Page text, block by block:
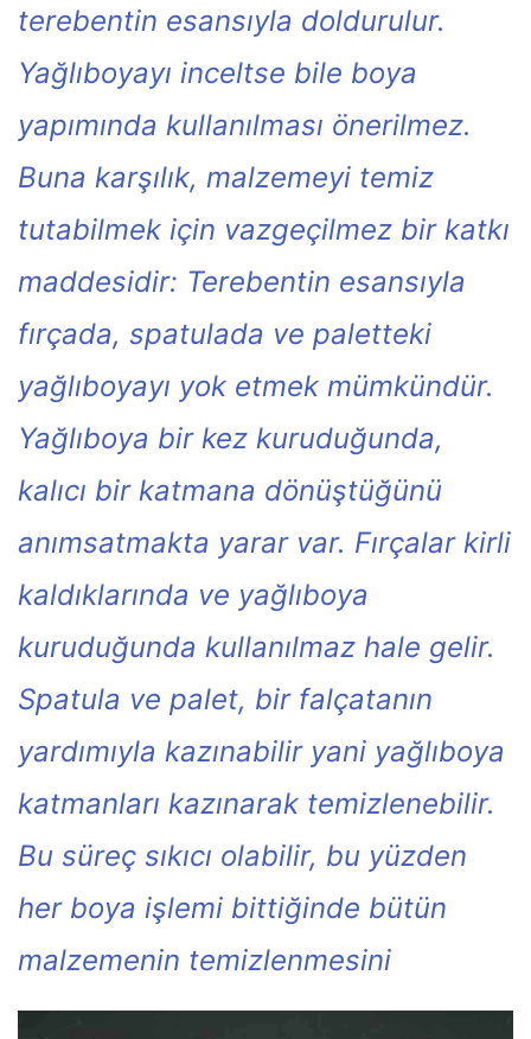
terebentin esansıyla doldurulur.
Yağlıboyayı inceltse bile boya
yapımında kullanılması önerilmez.
Buna karşılık, malzemeyi temiz
tutabilmek için vazgeçilmez bir katkı
maddesidir: Terebentin esansıyla
fırçada, spatulada ve paletteki
yağlıboyayı yok etmek mümkündür.
Yağlıboya bir kez kuruduğunda,
kalıcı bir katmana dönüştüğünü
anımsatmakta yarar var. Fırçalar kirli
kaldıklarında ve yağlıboya
kuruduğunda kullanılmaz hale gelir.
Spatula ve palet, bir falçatanın
yardımıyla kazınabilir yani yağlıboya
katmanları kazınarak temizlenebilir.
Bu süreç sıkıcı olabilir, bu yüzden
her boya işlemi bittiğinde bütün
malzemenin temizlenmesini